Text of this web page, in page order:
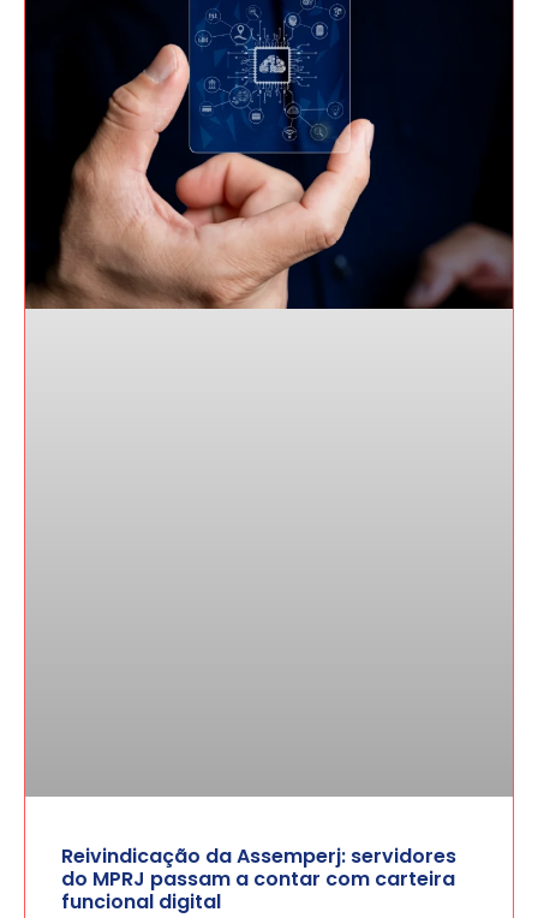
Reivindicação da Assemperj: servidores
do MPRJ passam a contar com carteira
funcional digital